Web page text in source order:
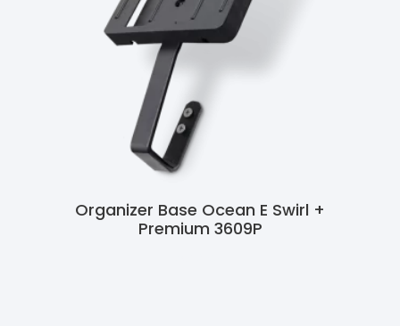
Organizer Base Ocean E Swirl +
Premium 3609P